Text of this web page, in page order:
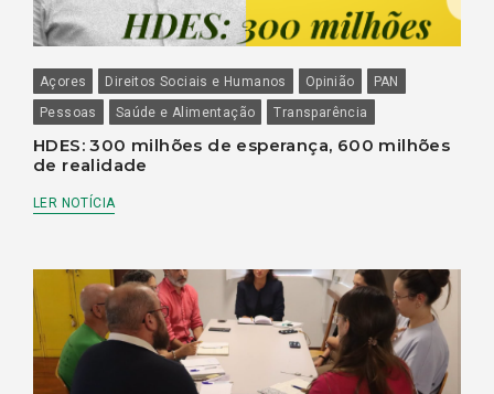
Açores Direitos Sociais e Humanos Opinião
PAN
Pessoas
Saúde e Alimentação Transparência
HDES: 300 milhões de esperança, 600 milhões
de realidade
LER NOTÍCIA